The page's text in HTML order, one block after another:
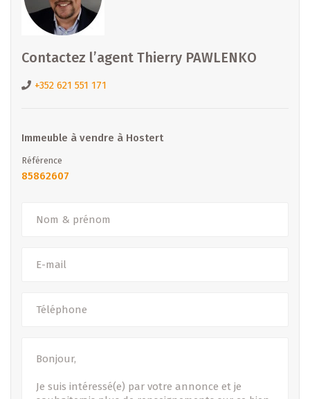
+352 26 81 13 99
B IMMOBILIER – Votre partenaire de confiance pour la
vente, la location et la promotion immobilière au
Contactez l’agent Thierry PAWLENKO
+352 621 551 171
Immeuble à vendre à Hostert
Référence
85862607